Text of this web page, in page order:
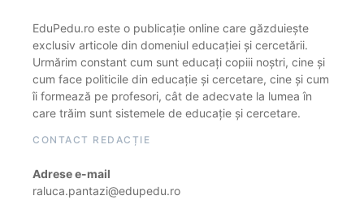
EduPedu.ro este o publicație online care găzduiește
exclusiv articole din domeniul educației și cercetării.
Urmărim constant cum sunt educați copiii noștri, cine și
cum face politicile din educație și cercetare, cine și cum
îi formează pe profesori, cât de adecvate la lumea în
care trăim sunt sistemele de educație și cercetare.
CONTACT REDACȚIE
Adrese e-mail
raluca.pantazi@edupedu.ro